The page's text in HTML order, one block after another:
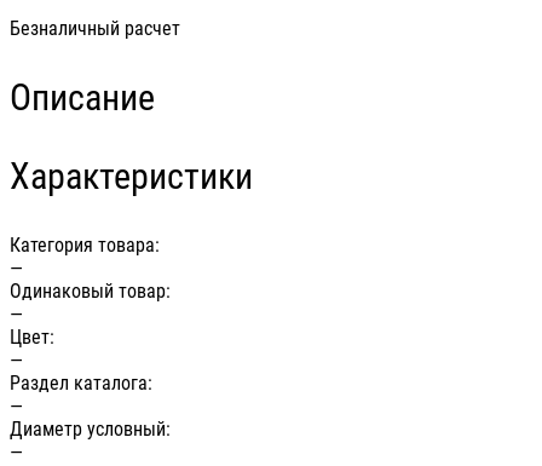
Безналичный расчет
Описание
Характеристики
Категория товара:
—
Одинаковый товар:
—
Цвет:
—
Раздел каталога:
—
Диаметр условный:
—